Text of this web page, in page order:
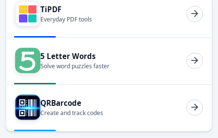
TiPDF
Everyday PDF tools
5 Letter Words
Solve word puzzles faster
QRBarcode
Create and track codes